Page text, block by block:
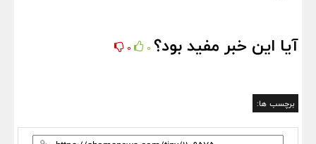
آیا این خبر مفید بود؟ 0
0
برچسب ها: